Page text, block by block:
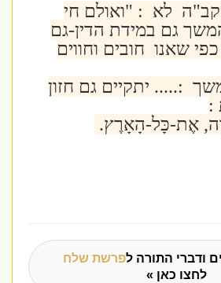
לא : "ואולם חי
גם במידת הדין-גם
שאנו חובים וחווים
:.....יתקיים גם חזון
אֶת-כָּל-הָאָרֶץ.
ודברי התורה לפרשת שלח
לחצו כאן »